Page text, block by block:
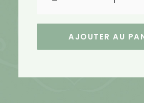
de
x30
420
AJOUTER AU